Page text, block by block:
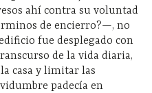
ahí contra su voluntad
de encierro?—, no
fue desplegado con
de la vida diaria,
casa y limitar las
padecía en